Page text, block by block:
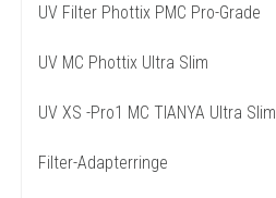
UV Filter Phottix PMC Pro-Grade
UV MC Phottix Ultra Slim
UV XS -Pro1 MC TIANYA Ultra Slim
Filter-Adapterringe